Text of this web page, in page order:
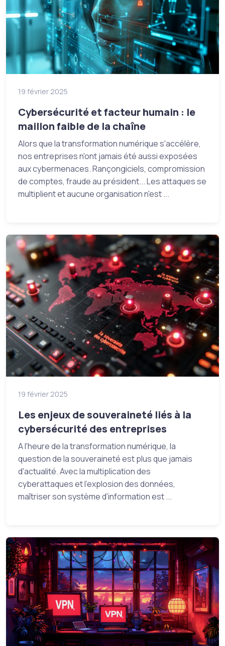
19 février 2025
Cybersécurité et facteur humain : le
maillon faible de la chaîne
Alors que la transformation numérique s'accélère,
nos entreprises n'ont jamais été aussi exposées
aux cybermenaces. Rançongiciels, compromission
de comptes, fraude au président... Les attaques se
multiplient et aucune organisation n'est ...
19 février 2025
Les enjeux de souveraineté liés à la
cybersécurité des entreprises
A l'heure de la transformation numérique, la
question de la souveraineté est plus que jamais
d'actualité. Avec la multiplication des
cyberattaques et l'explosion des données,
maîtriser son système d'information est ...